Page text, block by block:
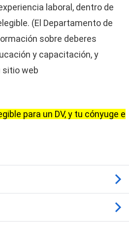
laboral, dentro de
(El Departamento de
sobre deberes
y capacitación, y
web
para un DV, y tu cónyuge e